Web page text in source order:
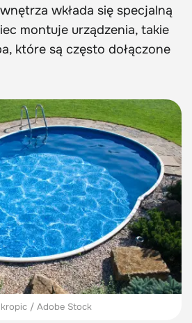
wkłada się specjalną
montuje urządzenia, takie
które są często dołączone
/ Adobe Stock